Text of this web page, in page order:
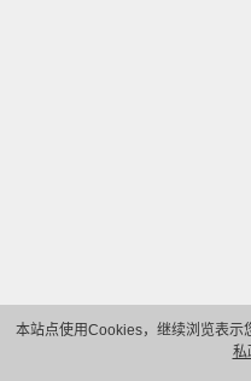
本站点使用Cookies，继续浏览表示
私